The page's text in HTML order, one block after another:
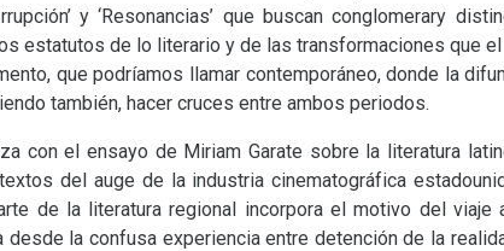
y ‘Resonancias’ que buscan conglomerary
estatutos de lo literario y de las transformaciones que
que podríamos llamar contemporáneo, donde la
también, hacer cruces entre ambos periodos.
con el ensayo de Miriam Garate sobre la literatura
del auge de la industria cinematográfica
de la literatura regional incorpora el motivo del viaje
desde la confusa experiencia entre detención de la